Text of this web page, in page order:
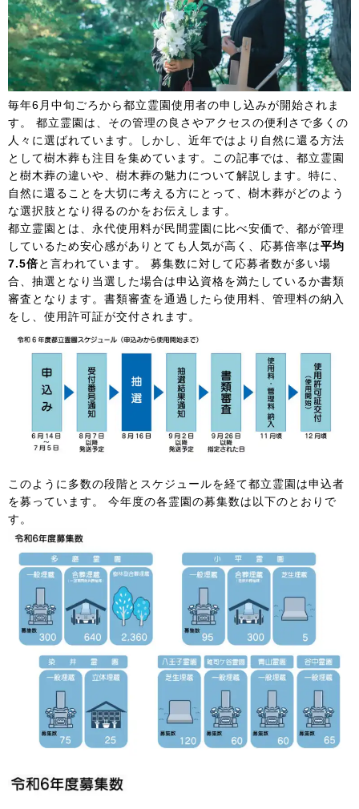
毎年6月中旬ごろから都立霊園使用者の申し込みが開始されま
す。 都立霊園は、その管理の良さやアクセスの便利さで多くの
人々に選ばれています。しかし、近年ではより自然に還る方法
として樹木葬も注目を集めています。この記事では、都立霊園
と樹木葬の違いや、樹木葬の魅力について解説します。特に、
自然に還ることを大切に考える方にとって、樹木葬がどのよう
な選択肢となり得るのかをお伝えします。
都立霊園とは、永代使用料が民間霊園に比べ安価で、都が管理
しているため安心感がありとても人気が高く、応募倍率は平均
7.5倍と言われています。 募集数に対して応募者数が多い場
合、抽選となり当選した場合は申込資格を満たしているか書類
審査となります。書類審査を通過したら使用料、管理料の納入
をし、使用許可証が交付されます。
このように多数の段階とスケジュールを経て都立霊園は申込者
を募っています。 今年度の各霊園の募集数は以下のとおりで
す。